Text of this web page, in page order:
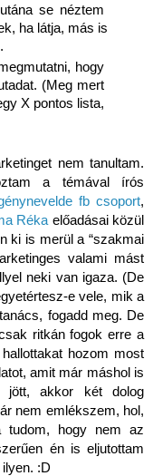
se néztem
ha látja, más is
hogy
(Meg mert
X pontos lista,
nem tanultam.
a témával írós
fb csoport,
Réka előadásai közül
ki is merül a “szakmai
valami mást
neki van igaza. (De
e vele, mik a
fogadd meg. De
ritkán fogok erre a
hozom most
amit már máshol is
jött, akkor két dolog
nem emlékszem, hol,
tudom, hogy nem az
én is eljutottam
:D